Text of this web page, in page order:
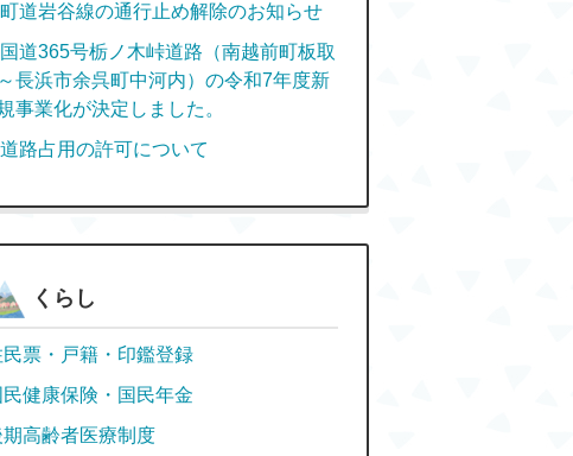
町道岩谷線の通行止め解除のお知らせ
国道365号栃ノ木峠道路（南越前町板取
～長浜市余呉町中河内）の令和7年度新
事業化が決定しました。
道路占用の許可について
くらし
民票・戸籍・印鑑登録
民健康保険・国民年金
期高齢者医療制度